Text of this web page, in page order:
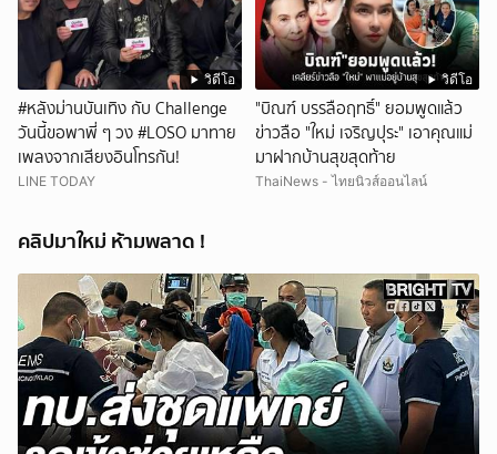
วิดีโอ
#หลังม่านบันเทิง กับ Challenge
วันนี้ขอพาพี่ ๆ วง #LOSO มาทาย
เพลงจากเสียงอินโทรกัน!
LINE TODAY
วิดีโอ
"บิณฑ์ บรรลือฤทธิ์" ยอมพูดแล้ว
ข่าวลือ "ใหม่ เจริญปุระ" เอาคุณแม่
มาฝากบ้านสุขสุดท้าย
ThaiNews - ไทยนิวส์ออนไลน์
คลิปมาใหม่ ห้ามพลาด !